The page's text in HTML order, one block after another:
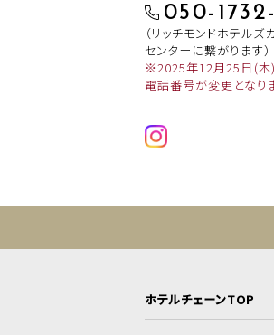
050-
（リッチモンドホテルズ
センターに繋がります）
※2025年12月25日(木
電話番号が変更となり
ホテルチェーンTOP